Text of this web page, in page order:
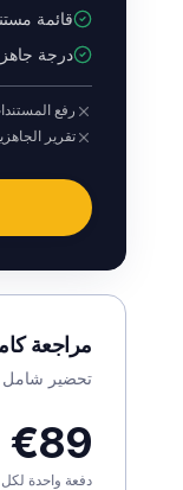
قائمة
درجة
رفع
تقرير
مراجعة
تحضير شامل
€89
دفعة واحدة